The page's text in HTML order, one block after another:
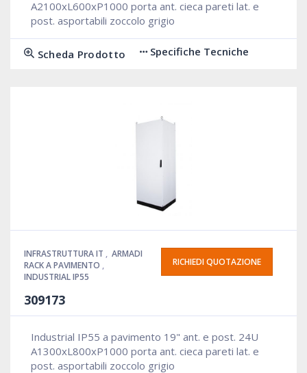
A2100xL600xP1000 porta ant. cieca pareti lat. e
post. asportabili zoccolo grigio
Scheda Prodotto Specifiche Tecniche
INFRASTRUTTURA IT , ARMADI
RACK A PAVIMENTO ,
INDUSTRIAL IP55
309173
RICHIEDI QUOTAZIONE
Industrial IP55 a pavimento 19" ant. e post. 24U
A1300xL800xP1000 porta ant. cieca pareti lat. e
post. asportabili zoccolo grigio